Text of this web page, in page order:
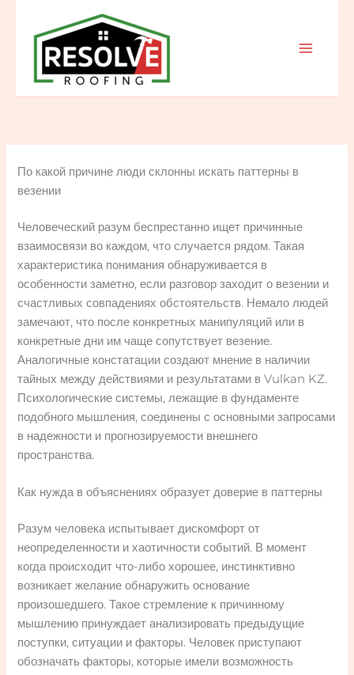
content
По какой причине люди склонны искать паттерны в
везении
Человеческий разум беспрестанно ищет причинные
взаимосвязи во каждом, что случается рядом. Такая
характеристика понимания обнаруживается в
особенности заметно, если разговор заходит о везении и
счастливых совпадениях обстоятельств. Немало людей
замечают, что после конкретных манипуляций или в
конкретные дни им чаще сопутствует везение.
Аналогичные констатации создают мнение в наличии
тайных между действиями и результатами в Vulkan KZ.
Психологические системы, лежащие в фундаменте
подобного мышления, соединены с основными запросами
в надежности и прогнозируемости внешнего
пространства.
Как нужда в объяснениях образует доверие в паттерны
Разум человека испытывает дискомфорт от
неопределенности и хаотичности событий. В момент
когда происходит что-либо хорошее, инстинктивно
возникает желание обнаружить основание
произошедшего. Такое стремление к причинному
мышлению принуждает анализировать предыдущие
поступки, ситуации и факторы. Человек приступают
обозначать факторы, которые имели возможность